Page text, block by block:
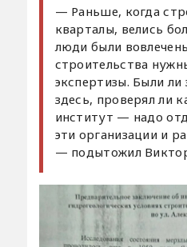
— Раньше, когда
кварталы, велись
люди были
строительства
экспертизы. Были
здесь, проверял ли
институт — надо
эти организации и
— подытожил